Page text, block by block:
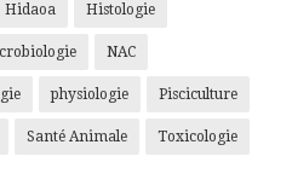
Hidaoa Histologie
NAC
physiologie Pisciculture
Santé Animale Toxicologie